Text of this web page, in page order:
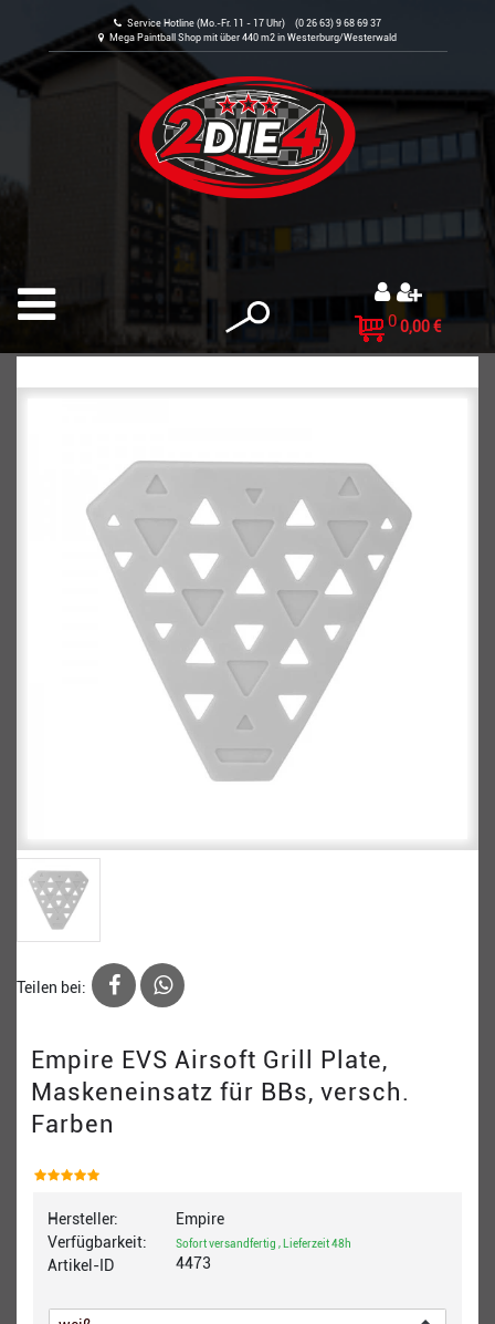
Service Hotline (Mo.-Fr. 11 - 17 Uhr) (0 26 63) 9 68 69 37
Mega Paintball Shop mit über 440 m2 in Westerburg/Westerwald
0 0,00 €
Teilen bei:
Empire EVS Airsoft Grill Plate,
Maskeneinsatz für BBs, versch.
Farben
Hersteller:
Verfügbarkeit:
Artikel-ID
Empire
Sofort versandfertig , Lieferzeit 48h
4473